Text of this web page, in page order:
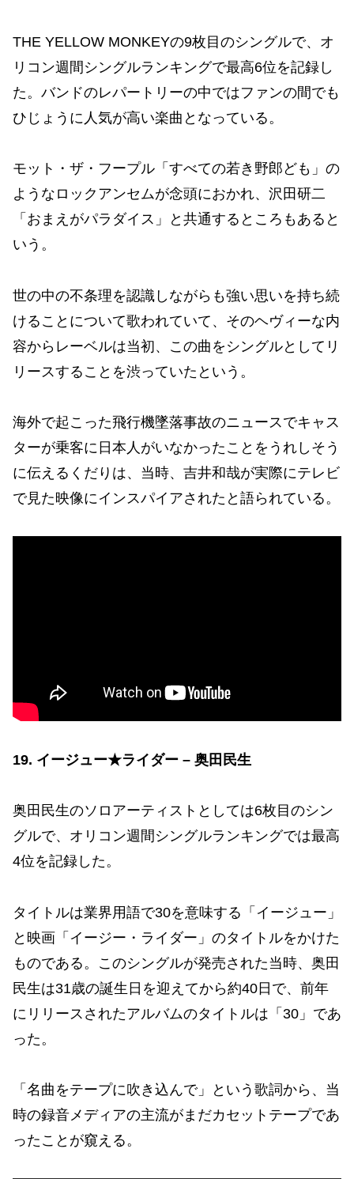
THE YELLOW MONKEYの9枚目のシングルで、オ
リコン週間シングルランキングで最高6位を記録し
た。バンドのレパートリーの中ではファンの間でも
ひじょうに人気が高い楽曲となっている。
モット・ザ・フープル「すべての若き野郎ども」の
ようなロックアンセムが念頭におかれ、沢田研二
「おまえがパラダイス」と共通するところもあると
いう。
世の中の不条理を認識しながらも強い思いを持ち続
けることについて歌われていて、そのヘヴィーな内
容からレーベルは当初、この曲をシングルとしてリ
リースすることを渋っていたという。
海外で起こった飛行機墜落事故のニュースでキャス
ターが乗客に日本人がいなかったことをうれしそう
に伝えるくだりは、当時、吉井和哉が実際にテレビ
で見た映像にインスパイアされたと語られている。
19. イージュー★ライダー – 奥田民生
奥田民生のソロアーティストとしては6枚目のシン
グルで、オリコン週間シングルランキングでは最高
4位を記録した。
タイトルは業界用語で30を意味する「イージュー」
と映画「イージー・ライダー」のタイトルをかけた
ものである。このシングルが発売された当時、奥田
民生は31歳の誕生日を迎えてから約40日で、前年
にリリースされたアルバムのタイトルは「30」であ
った。
「名曲をテープに吹き込んで」という歌詞から、当
時の録音メディアの主流がまだカセットテープであ
ったことが窺える。